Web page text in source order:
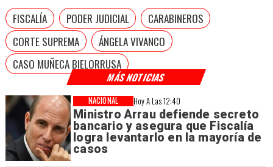
MÁS NOTICIAS
Hoy A Las 12:40
Ministro Arrau defiende secreto
bancario y asegura que Fiscalía
logra levantarlo en la mayoría de
casos
NACIONAL
FISCALÍA PODER JUDICIAL
CARABINEROS
CORTE SUPREMA
ÁNGELA VIVANCO
CASO MUÑECA BIELORRUSA